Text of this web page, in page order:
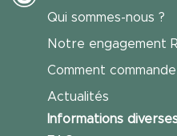
Qui sommes-nous ?
Notre engagement
Comment
Actualités
Informations